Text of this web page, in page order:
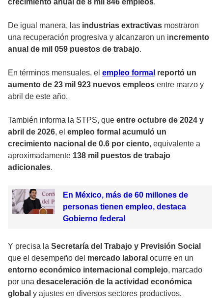
crecimiento anual de 8 mil 846 empleos.
De igual manera, las industrias extractivas mostraron
una recuperación progresiva y alcanzaron un incremento
anual de mil 059 puestos de trabajo.
En términos mensuales, el empleo formal reportó un
aumento de 23 mil 923 nuevos empleos entre marzo y
abril de este año.
También informa la STPS, que entre octubre de 2024 y
abril de 2026, el empleo formal acumuló un
crecimiento nacional de 0.6 por ciento, equivalente a
aproximadamente 138 mil puestos de trabajo
adicionales.
En México, más de 60 millones de
personas tienen empleo, destaca
Gobierno federal
Y precisa la Secretaría del Trabajo y Previsión Social
que el desempeño del mercado laboral ocurre en un
entorno económico internacional complejo, marcado
por una desaceleración de la actividad económica
global y ajustes en diversos sectores productivos.